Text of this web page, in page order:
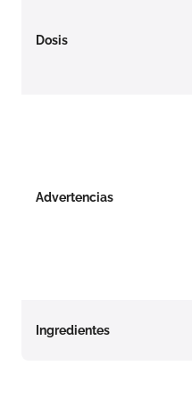
Dosis
Advertencias
Ingredientes